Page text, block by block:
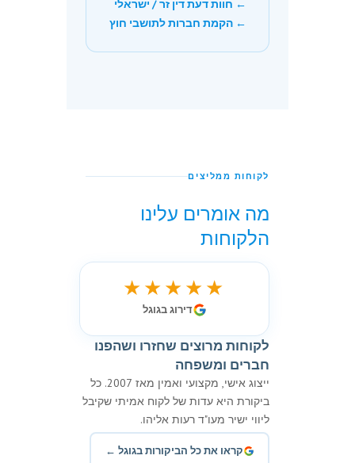
← חוות דעת דין זר / ישראלי
← הקמת חברות לתושבי חוץ
לקוחות ממליצים
מה אומרים עלינו
הלקוחות
★★★★★
דירוג בגוגל
לקוחות מרוצים שחזרו ושהפנו
חברים ומשפחה
ייצוג אישי, מקצועי ואמין מאז 2007. כל
ביקורת היא עדות של לקוח אמיתי שקיבל
ליווי ישיר מעו"ד רעות אליהו.
קראו את כל הביקורות בגוגל ←